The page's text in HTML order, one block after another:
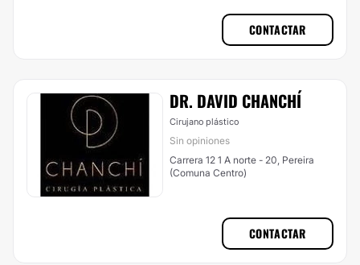
CONTACTAR
DR. DAVID CHANCHÍ
Cirujano plástico
Sin opiniones
Carrera 12 1 A norte - 20, Pereira
(Comuna Centro)
CONTACTAR